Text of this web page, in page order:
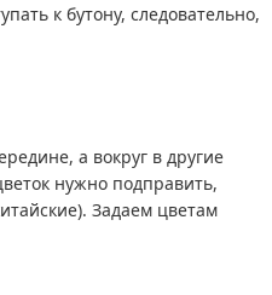
к бутону, следовательно,
а вокруг в другие
нужно подправить,
Задаем цветам